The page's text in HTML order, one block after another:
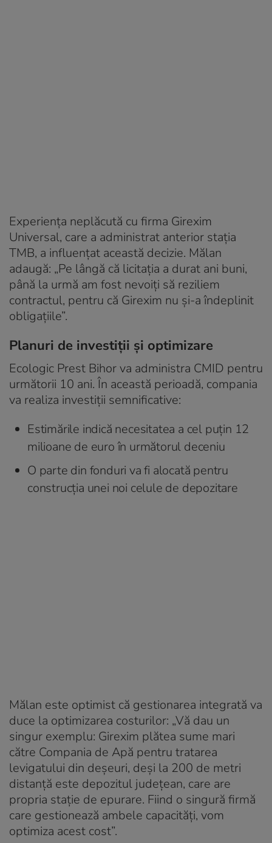
Experiența neplăcută cu firma Girexim
Universal, care a administrat anterior stația
TMB, a influențat această decizie. Mălan
adaugă: „Pe lângă că licitația a durat ani buni,
până la urmă am fost nevoiți să reziliem
contractul, pentru că Girexim nu și-a îndeplinit
obligațiile”.
Planuri de investiții și optimizare
Ecologic Prest Bihor va administra CMID pentru
următorii 10 ani. În această perioadă, compania
va realiza investiții semnificative:
Estimările indică necesitatea a cel puțin 12
milioane de euro în următorul deceniu
O parte din fonduri va fi alocată pentru
construcția unei noi celule de depozitare
Mălan este optimist că gestionarea integrată va
duce la optimizarea costurilor: „Vă dau un
singur exemplu: Girexim plătea sume mari
către Compania de Apă pentru tratarea
levigatului din deșeuri, deși la 200 de metri
distanță este depozitul județean, care are
propria stație de epurare. Fiind o singură firmă
care gestionează ambele capacități, vom
optimiza acest cost”.